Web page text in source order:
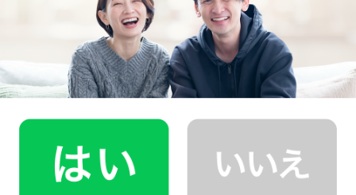
CaSyジャーナル編集部
家事代行のCaSy(カジー)
高時給！未経験OK！1時間〜
家事代行スタッフ募集中